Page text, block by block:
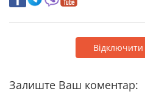
Залиште Ваш коментар: